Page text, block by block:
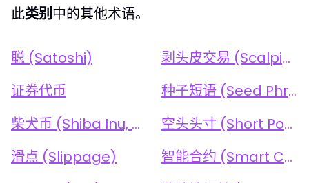
此类别中的其他术语。
聪 (Satoshi)
剥头皮交易 (Scalping)
证券代币
种子短语 (Seed Phrase)
柴犬币 (Shiba Inu, SHIB)
空头头寸 (Short Position)
滑点 (Slippage)
智能合约 (Smart Contract)